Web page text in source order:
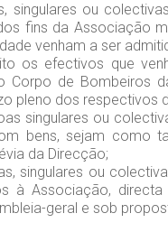
singulares ou
fins da Associação
venham a ser
os efectivos que
Corpo de Bombeiros
pleno dos respectivos
singulares ou
bens, sejam como
da Direcção;
singulares ou
à Associação,
geral e sob